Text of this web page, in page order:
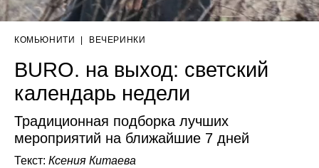
КОМЬЮНИТИ ВЕЧЕРИНКИ
BURO. на выход: светский
календарь недели
Традиционная подборка лучших
мероприятий на ближайшие 7 дней
Текст: Ксения Китаева